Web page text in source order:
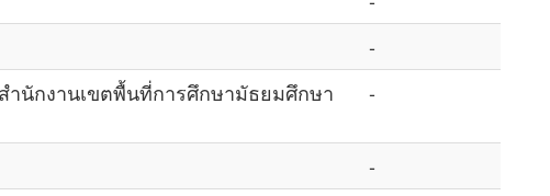
-
นักงานเขตพื้นที่การศึกษามัธยมศึกษา
-
-